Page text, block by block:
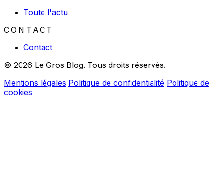
Toute l'actu
CONTACT
Contact
© 2026 Le Gros Blog. Tous droits réservés.
Mentions légales Politique de confidentialité Politique de
cookies